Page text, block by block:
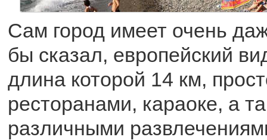
Сам город имеет очень
бы сказал, европейский
длина которой 14 км,
ресторанами, караоке, а
различными